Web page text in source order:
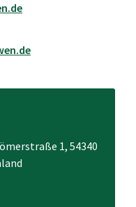
1, 54340